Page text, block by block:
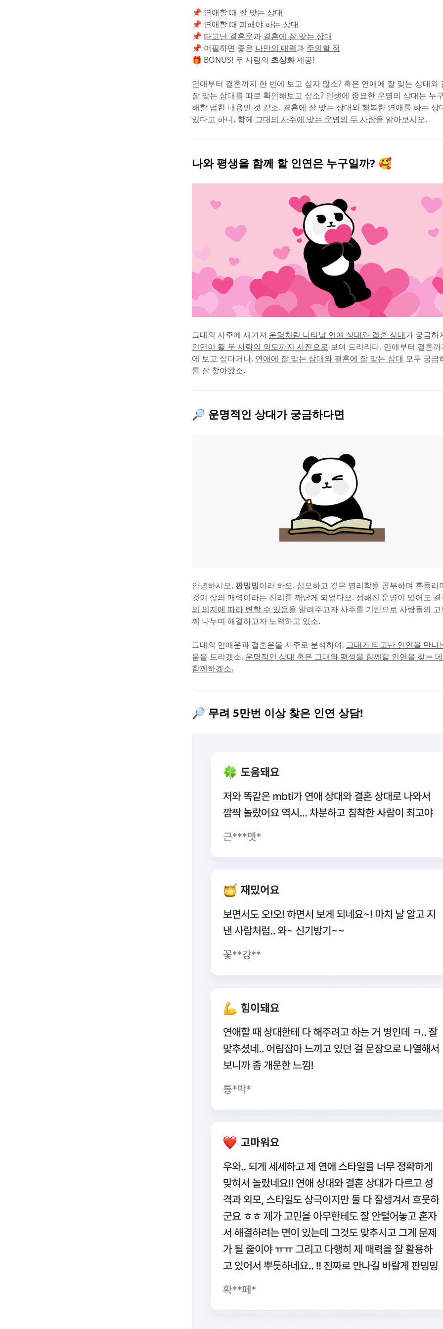
📌 연애할 때 잘 맞는 상대
📌 연애할 때 피해야 하는 상대
📌 타고난 결혼운과 결혼에 잘 맞는 상대
📌 어필하면 좋은 나만의 매력과 주의할 점
🎁 BONUS! 두 사람의 초상화 제공!
연애부터 결혼까지 한 번에 보고 싶지 않소? 혹은 연애에 잘 맞는 상대와
잘 맞는 상대를 따로 확인해보고 싶소? 인생에 중요한 운명의 상대는 누
해할 법한 내용인 것 같소. 결혼에 잘 맞는 상대와 행복한 연애를 하는 상
있다고 하니, 함께 그대의 사주에 맞는 운명의 두 사람을 알아보시오.
나와 평생을 함께 할 인연은 누구일까? 🥰
그대의 사주에 새겨져 운명처럼 나타날 연애 상대와 결혼 상대
인연이 될 두 사람의 외모까지 사진으로 보여 드리리다. 연애부터 결혼까
에 보고 싶다거나, 연애에 잘 맞는 상대와 결혼에 잘 맞는 상대 모두 궁금
를 잘 찾아왔소.
🔎 운명적인 상대가 궁금하다면
안녕하시오, 판밍밍이라 하오. 심오하고 깊은 명리학을 공부하며 흔들리
것이 삶의 매력이라는 진리를 깨닫게 되었다오. 정해진 운명이 있어도 결
의 의지에 따라 변할 수 있음을 알려주고자 사주를 기반으로 사람들의
께 나누며 해결하고자 노력하고 있소.
그대의 연애운과 결혼운을 사주로 분석하여, 그대가 타고난 인연을 만나
움을 드리겠소. 운명적인 상대 혹은 그대와 평생을 함께할 인연을 찾는
함께하겠소.
🔎 무려 5만번 이상 찾은 인연 상담!